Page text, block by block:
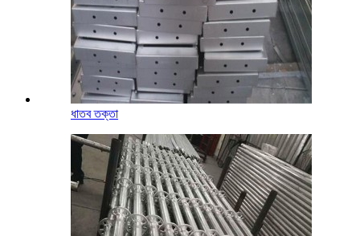
ধাতব তক্তা